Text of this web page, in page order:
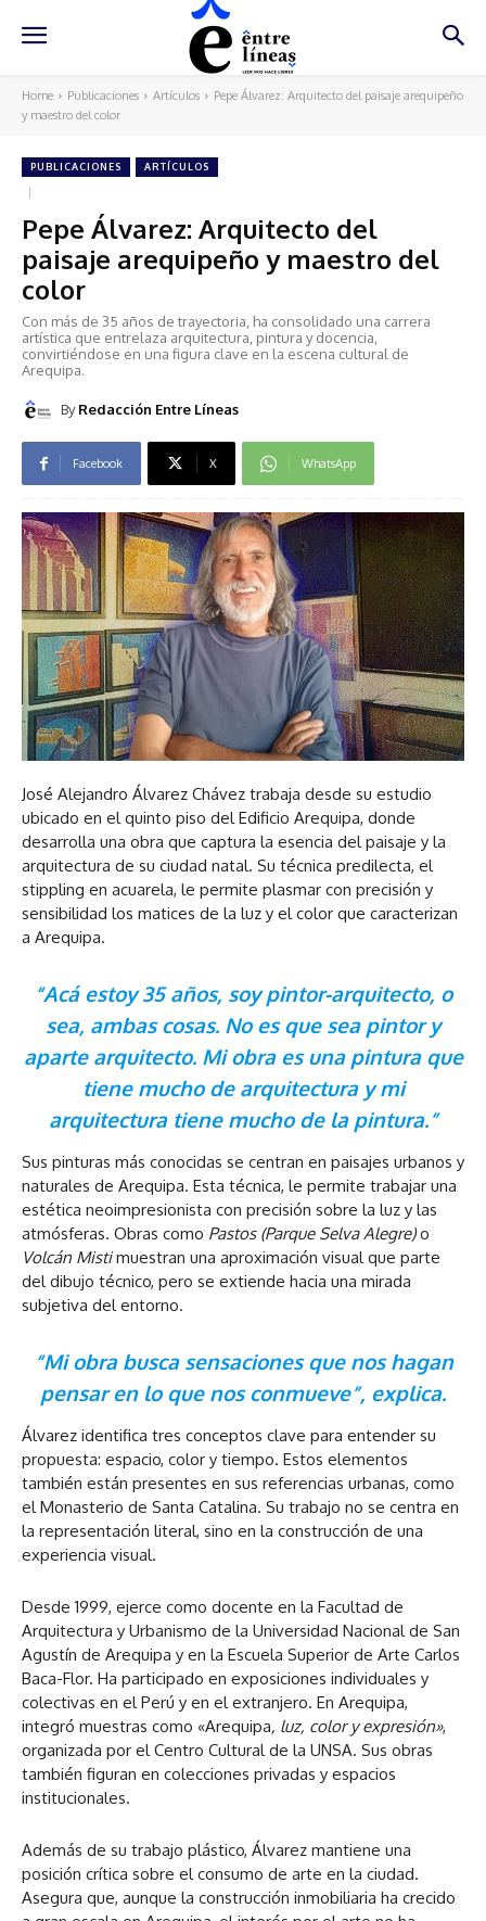
Home Publicaciones Artículos
Pepe Álvarez: Arquitecto del paisaje arequipeño
y maestro del color
PUBLICACIONES ARTÍCULOS
Pepe Álvarez: Arquitecto del
paisaje arequipeño y maestro del
color
Con más de 35 años de trayectoria, ha consolidado una carrera
artística que entrelaza arquitectura, pintura y docencia,
convirtiéndose en una figura clave en la escena cultural de
Arequipa.
By Redacción Entre Líneas
Facebook X WhatsApp
José Alejandro Álvarez Chávez trabaja desde su estudio
ubicado en el quinto piso del Edificio Arequipa, donde
desarrolla una obra que captura la esencia del paisaje y la
arquitectura de su ciudad natal. Su técnica predilecta, el
stippling en acuarela, le permite plasmar con precisión y
sensibilidad los matices de la luz y el color que caracterizan
a Arequipa.
“Acá estoy 35 años, soy pintor-arquitecto, o
sea, ambas cosas. No es que sea pintor y
aparte arquitecto. Mi obra es una pintura que
tiene mucho de arquitectura y mi
arquitectura tiene mucho de la pintura.”
Sus pinturas más conocidas se centran en paisajes urbanos y
naturales de Arequipa. Esta técnica, le permite trabajar una
estética neoimpresionista con precisión sobre la luz y las
atmósferas. Obras como Pastos (Parque Selva Alegre)o
Volcán Mistimuestran una aproximación visual que parte
del dibujo técnico, pero se extiende hacia una mirada
subjetiva del entorno.
“Mi obra busca sensaciones que nos hagan
pensar en lo que nos conmueve”, explica.
Álvarez identifica tres conceptos clave para entender su
propuesta: espacio, color y tiempo. Estos elementos
también están presentes en sus referencias urbanas, como
el Monasterio de Santa Catalina. Su trabajo no se centra en
la representación literal, sino en la construcción de una
experiencia visual.
Desde 1999, ejerce como docente en la Facultad de
Arquitectura y Urbanismo de la Universidad Nacional de San
Agustín de Arequipa y en la Escuela Superior de Arte Carlos
Baca-Flor. Ha participado en exposiciones individuales y
colectivas en el Perú y en el extranjero. En Arequipa,
integró muestras como «Arequipa, luz, color y expresión»,
organizada por el Centro Cultural de la UNSA. Sus obras
también figuran en colecciones privadas y espacios
institucionales.
Además de su trabajo plástico, Álvarez mantiene una
posición crítica sobre el consumo de arte en la ciudad.
Asegura que, aunque la construcción inmobiliaria ha crecido